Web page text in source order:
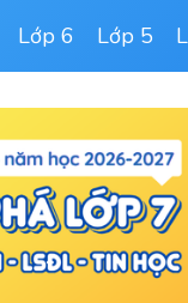
Lớp 6 Lớp 5